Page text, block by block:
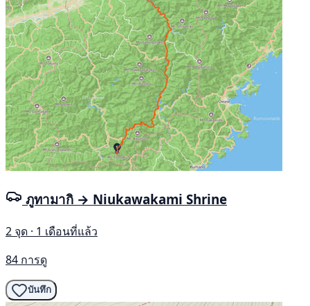
ภูทามากิ → Niukawakami Shrine
2 จุด · 1 เดือนที่แล้ว
84 การดู
บันทึก